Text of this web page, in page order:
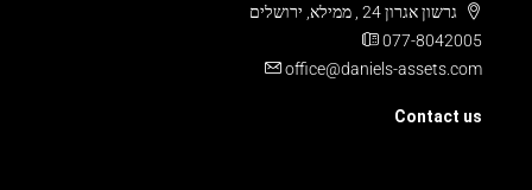
גרשון אגרון 24 , ממילא, ירושלים
077-8042005
office@daniels-assets.com
Contact us